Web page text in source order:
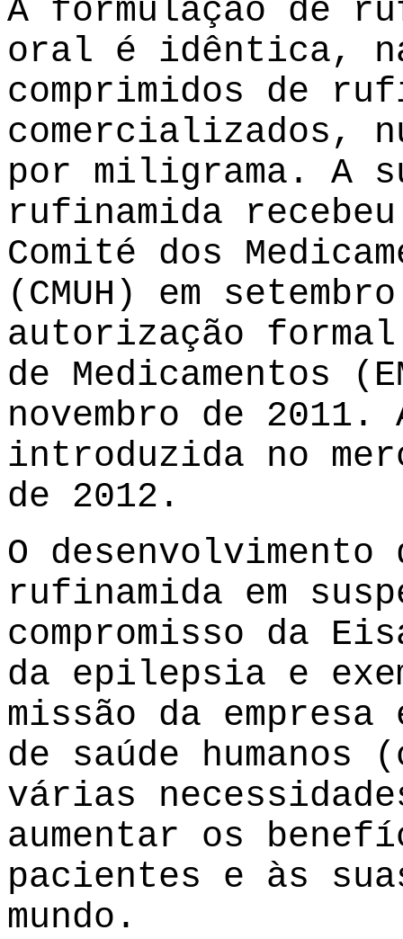
A formulação de
oral é idêntica,
comprimidos de
comercializados,
por miligrama. A
rufinamida
Comité dos
(CMUH) em
autorização
de Medicamentos
novembro de
introduzida no
de 2012.
O desenvolvimento
rufinamida em
compromisso da
da epilepsia e
missão da
de saúde
várias
aumentar os
pacientes e às
mundo.